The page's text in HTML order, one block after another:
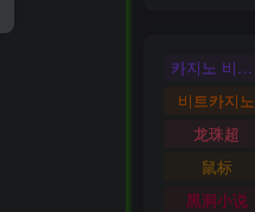
카지노 비트코인
비트카지노
龙珠超
鼠标
黑洞小说